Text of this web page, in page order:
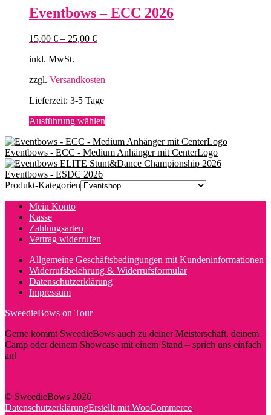
mehrere
Varianten
der
werden
Eventbows – ECC 2026
15,00 € – 25,00 €
inkl. MwSt.
zzgl. Versandkosten
Lieferzeit: 3-5 Tage
Ausführung wählen
weist
mehrere
Varianten
Die
werden
Eventbows - ECC - Medium Anhänger mit CenterLogo
Eventbows - ESDC 2026
Produkt-Kategorien
Mein Konto
Kasse
Zahlungsarten
Vertrag widerrufen
Allgemeine Geschäftsbedingungen mit Kundeninformationen
Widerrufsbelehrung & Widerrufsformular
Datenschutzerklärung
Impressum
SweedieBows on Tour
Gerne kommt SweedieBows auch zu deiner Meisterschaft, deinem
Camp oder deinem Showcase mit einem Stand – sprich uns einfach
an!
© SweedieBows 2026
DatenschutzerklärungErstellt mit WooCommerce.